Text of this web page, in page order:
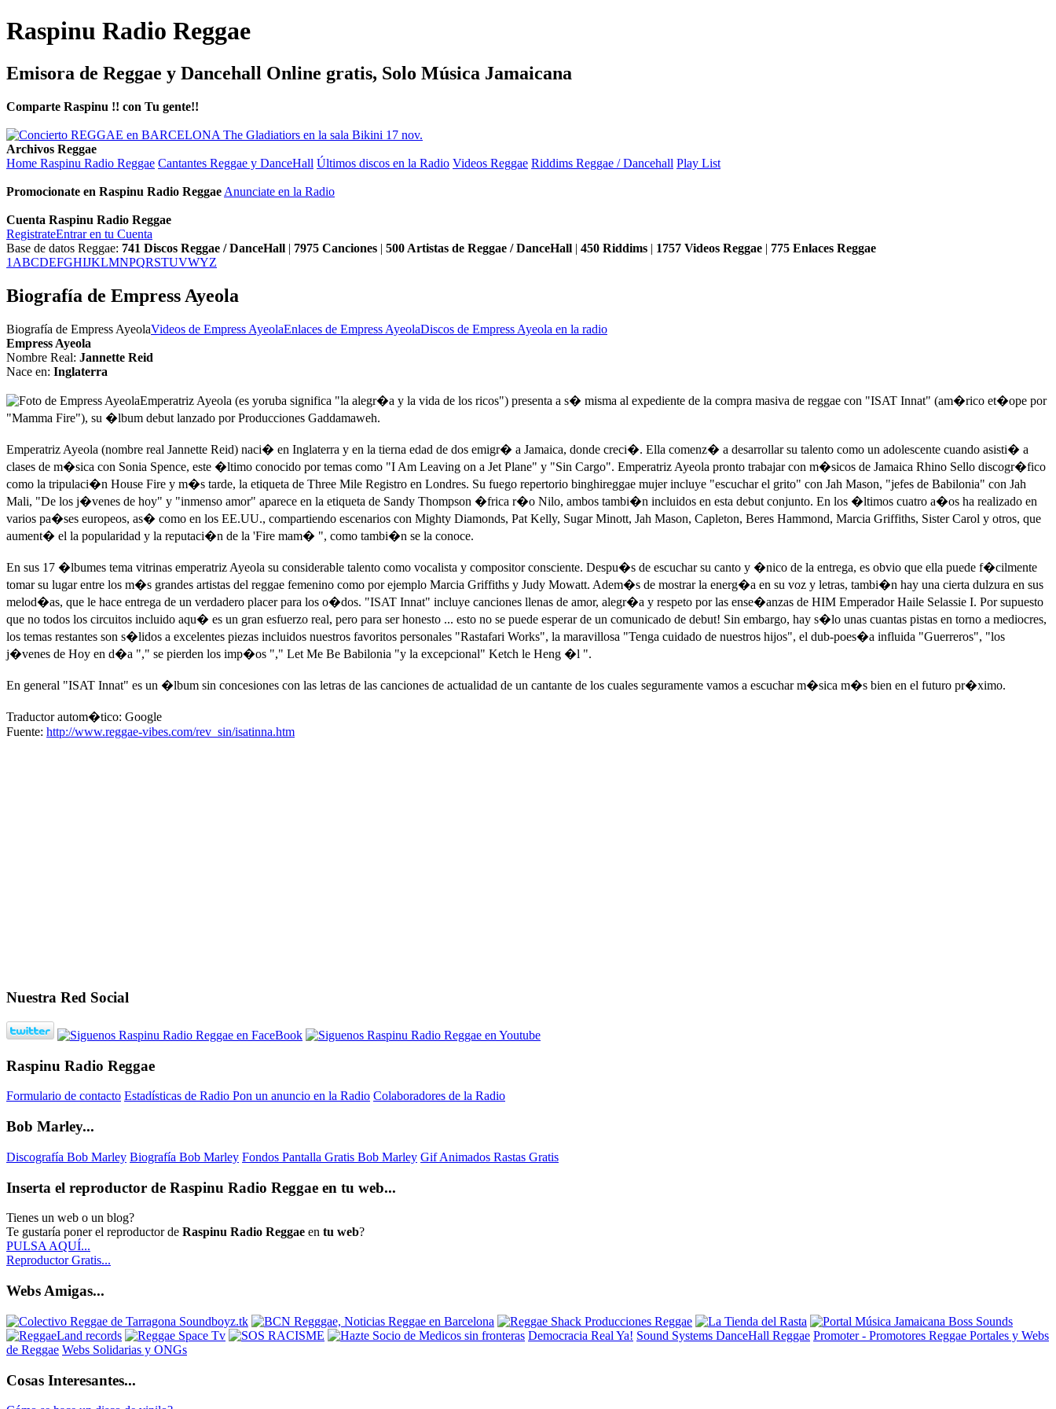
Raspinu Radio Reggae
Emisora de Reggae y Dancehall Online gratis, Solo Música Jamaicana
Comparte Raspinu !! con Tu gente!!
Archivos Reggae
Home Raspinu Radio Reggae Cantantes Reggae y DanceHall Últimos discos en la Radio Videos Reggae Riddims Reggae / Dancehall Play List
Promocionate en Raspinu Radio Reggae Anunciate en la Radio
Cuenta Raspinu Radio Reggae
RegistrateEntrar en tu Cuenta
Base de datos Reggae: 741 Discos Reggae / DanceHall | 7975 Canciones | 500 Artistas de Reggae / DanceHall | 450 Riddims | 1757 Videos Reggae | 775 Enlaces Reggae
1 ABCDEFGHIJKLMNPQRSTUVWYZ
Biografía de Empress Ayeola
Biografía de Empress AyeolaVideos de Empress AyeolaEnlaces de Empress AyeolaDiscos de Empress Ayeola en la radio
Empress Ayeola
Nombre Real: Jannette Reid
Nace en: Inglaterra
Emperatriz Ayeola (es yoruba significa "la alegr�a y la vida de los ricos") presenta a s� misma al expediente de la compra masiva de reggae con "ISAT Innat" (am�rico et�ope por
"Mamma Fire"), su �lbum debut lanzado por Producciones Gaddamaweh.
Emperatriz Ayeola (nombre real Jannette Reid) naci� en Inglaterra y en la tierna edad de dos emigr� a Jamaica, donde creci�. Ella comenz� a desarrollar su talento como un adolescente cuando asisti� a
clases de m�sica con Sonia Spence, este �ltimo conocido por temas como "I Am Leaving on a Jet Plane" y "Sin Cargo". Emperatriz Ayeola pronto trabajar con m�sicos de Jamaica Rhino Sello discogr�fico
como la tripulaci�n House Fire y m�s tarde, la etiqueta de Three Mile Registro en Londres. Su fuego repertorio binghireggae mujer incluye "escuchar el grito" con Jah Mason, "jefes de Babilonia" con Jah
Mali, "De los j�venes de hoy" y "inmenso amor" aparece en la etiqueta de Sandy Thompson �frica r�o Nilo, ambos tambi�n incluidos en esta debut conjunto. En los �ltimos cuatro a�os ha realizado en
varios pa�ses europeos, as� como en los EE.UU., compartiendo escenarios con Mighty Diamonds, Pat Kelly, Sugar Minott, Jah Mason, Capleton, Beres Hammond, Marcia Griffiths, Sister Carol y otros, que
aument� el la popularidad y la reputaci�n de la 'Fire mam� ", como tambi�n se la conoce.
En sus 17 �lbumes tema vitrinas emperatriz Ayeola su considerable talento como vocalista y compositor consciente. Despu�s de escuchar su canto y �nico de la entrega, es obvio que ella puede f�cilmente
tomar su lugar entre los m�s grandes artistas del reggae femenino como por ejemplo Marcia Griffiths y Judy Mowatt. Adem�s de mostrar la energ�a en su voz y letras, tambi�n hay una cierta dulzura en sus
melod�as, que le hace entrega de un verdadero placer para los o�dos. "ISAT Innat" incluye canciones llenas de amor, alegr�a y respeto por las ense�anzas de HIM Emperador Haile Selassie I. Por supuesto
que no todos los circuitos incluido aqu� es un gran esfuerzo real, pero para ser honesto ... esto no se puede esperar de un comunicado de debut! Sin embargo, hay s�lo unas cuantas pistas en torno a mediocres,
los temas restantes son s�lidos a excelentes piezas incluidos nuestros favoritos personales "Rastafari Works", la maravillosa "Tenga cuidado de nuestros hijos", el dub-poes�a influida "Guerreros", "los
j�venes de Hoy en d�a "," se pierden los imp�os "," Let Me Be Babilonia "y la excepcional" Ketch le Heng �l ".
En general "ISAT Innat" es un �lbum sin concesiones con las letras de las canciones de actualidad de un cantante de los cuales seguramente vamos a escuchar m�sica m�s bien en el futuro pr�ximo.
Traductor autom�tico: Google
Fuente: http://www.reggae-vibes.com/rev_sin/isatinna.htm
Nuestra Red Social
Raspinu Radio Reggae
Formulario de contacto Estadísticas de Radio Pon un anuncio en la Radio Colaboradores de la Radio
Bob Marley...
Discografía Bob Marley Biografía Bob Marley Fondos Pantalla Gratis Bob Marley Gif Animados Rastas Gratis
Inserta el reproductor de Raspinu Radio Reggae en tu web...
Tienes un web o un blog?
Te gustaría poner el reproductor de Raspinu Radio Reggae en tu web?
PULSA AQUÍ...
Reproductor Gratis...
Webs Amigas...
Democracia Real Ya! Sound Systems DanceHall Reggae Promoter - Promotores Reggae Portales y Webs
de Reggae Webs Solidarias y ONGs
Cosas Interesantes...